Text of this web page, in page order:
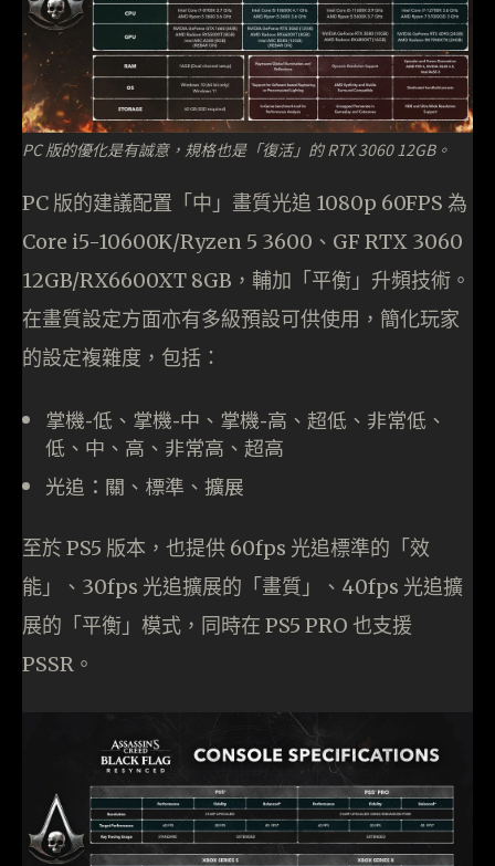
PC 版的優化是有誠意，規格也是「復活」的 RTX 3060 12GB。
PC 版的建議配置「中」畫質光追 1080p 60FPS 為
Core i5-10600K/Ryzen 5 3600、GF RTX 3060
12GB/RX6600XT 8GB，輔加「平衡」升頻技術。
在畫質設定方面亦有多級預設可供使用，簡化玩家
的設定複雜度，包括：
掌機-低、掌機-中、掌機-高、超低、非常低、
低、中、高、非常高、超高
光追：關、標準、擴展
至於 PS5 版本，也提供 60fps 光追標準的「效
能」、30fps 光追擴展的「畫質」、40fps 光追擴
展的「平衡」模式，同時在 PS5 PRO 也支援
PSSR。